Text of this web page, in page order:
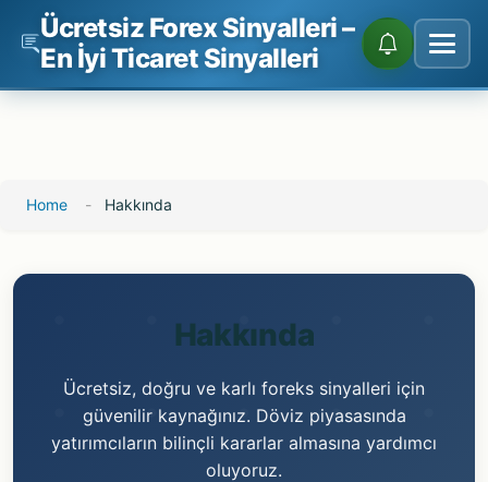
Ücretsiz Forex Sinyalleri –
En İyi Ticaret Sinyalleri
Home - Hakkında
Hakkında
Ücretsiz, doğru ve karlı foreks sinyalleri için
güvenilir kaynağınız. Döviz piyasasında
yatırımcıların bilinçli kararlar almasına yardımcı
oluyoruz.